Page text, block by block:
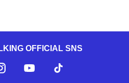
OFFICIAL SNS